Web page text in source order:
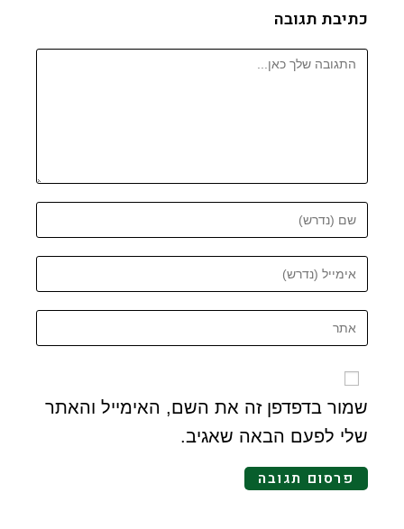
כתיבת תגובה
שמור בדפדפן זה את השם, האימייל והאתר
שלי לפעם הבאה שאגיב.